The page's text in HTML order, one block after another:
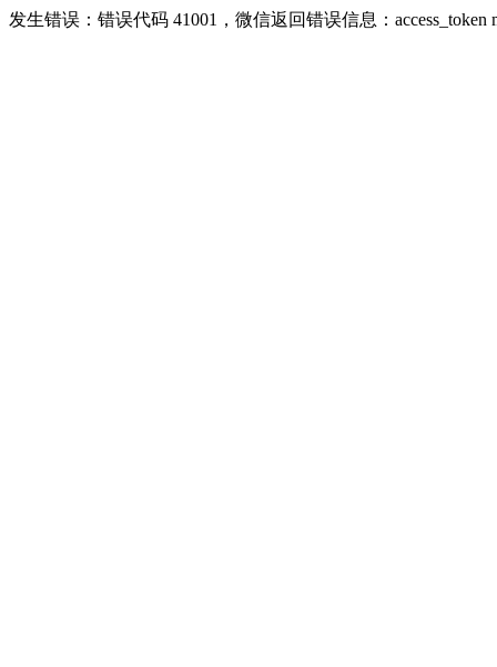
发生错误：错误代码 41001，微信返回错误信息：access_token